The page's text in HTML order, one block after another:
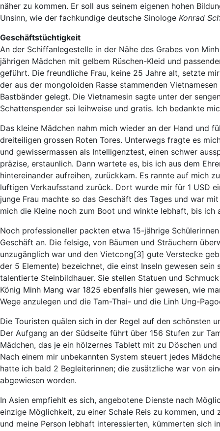
näher zu kommen. Er soll aus seinem eigenen hohen
Unsinn, wie der fachkundige deutsche Sinologe Konrad
Geschäftstüchtigkeit
An der Schiffanlegestelle in der Nähe des Grabes von
jährigen Mädchen mit gelbem Rüschen-Kleid und
geführt. Die freundliche Frau, keine 25 Jahre alt, setzte
der aus der mongoloiden Rasse stammenden
Bastbänder gelegt. Die Vietnamesin sagte unter der
Schattenspender sei leihweise und gratis. Ich bedankte
Das kleine Mädchen nahm mich wieder an der Hand und
dreiteiligen grossen Roten Tores. Unterwegs fragte es
und gewissermassen als Intelligenztest, einen schwer
präzise, erstaunlich. Dann wartete es, bis ich aus dem
hintereinander aufreihen, zurückkam. Es rannte auf mich
luftigen Verkaufsstand zurück. Dort wurde mir für 1 USD
junge Frau machte so das Geschäft des Tages und war
mich die Kleine noch zum Boot und winkte lebhaft, bis ich
Noch professioneller packten etwa 15-jährige
Geschäft an. Die felsige, von Bäumen und Sträuchern
unzugänglich war und den Vietcong[3] gute Verstecke
der 5 Elemente) bezeichnet, die einst Inseln gewesen
talentierte Steinbildhauer. Sie stellen Statuen und
König Minh Mang war 1825 ebenfalls hier gewesen, wie
Wege anzulegen und die Tam-Thai- und die Linh Ung-
Die Touristen quälen sich in der Regel auf den schönsten
Der Aufgang an der Südseite führt über 156 Stufen zur
Mädchen, das je ein hölzernes Tablett mit zu Döschen
Nach einem mir unbekannten System steuert jedes
hatte ich bald 2 Begleiterinnen; die zusätzliche war von
abgewiesen worden.
In Asien empfiehlt es sich, angebotene Dienste nach
einzige Möglichkeit, zu einer Schale Reis zu kommen,
und meine Person lebhaft interessierten, kümmerten sich